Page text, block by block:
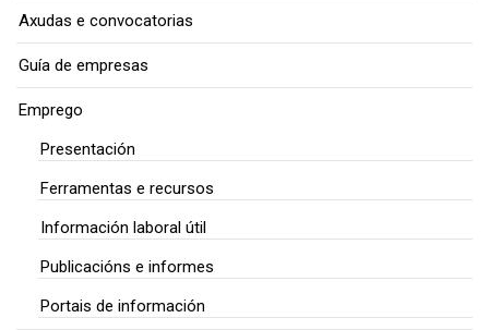
Axudas e convocatorias
Guía de empresas
Emprego
Presentación
Ferramentas e recursos
Información laboral útil
Publicacións e informes
Portais de información